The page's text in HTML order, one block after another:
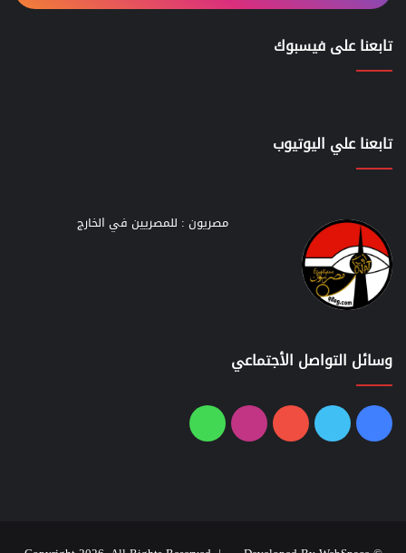
تابعنا على فيسبوك
تابعنا علي اليوتيوب
مصريون : للمصريين في الخارج
وسائل التواصل الأجتماعي
فيسبوك
تويتر يوتيوبانستقرامواتساب